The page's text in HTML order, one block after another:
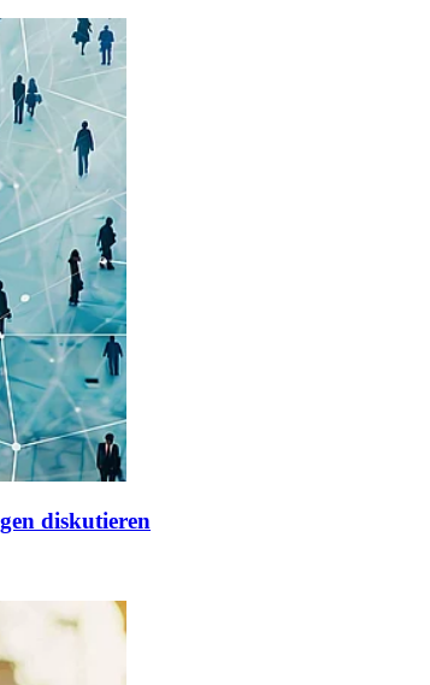
diskutieren